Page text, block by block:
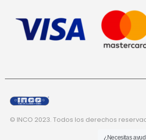
© INCO 2023. Todos los derechos
¿Necesitas